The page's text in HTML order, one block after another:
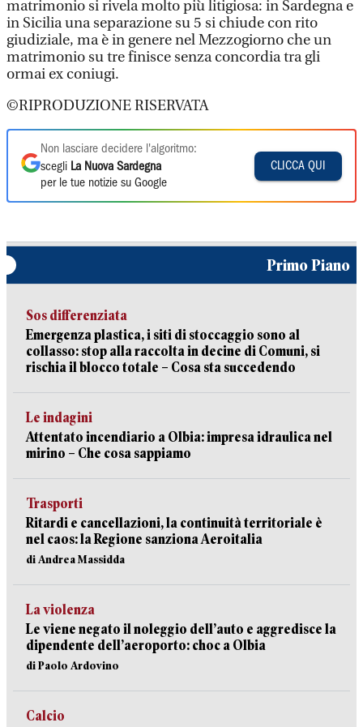
matrimonio si rivela molto più litigiosa: in Sardegna e
in Sicilia una separazione su 5 si chiude con rito
giudiziale, ma è in genere nel Mezzogiorno che un
matrimonio su tre finisce senza concordia tra gli
ormai ex coniugi.
©RIPRODUZIONE RISERVATA
Non lasciare decidere l'algoritmo:
scegli La Nuova Sardegna
per le tue notizie su Google
CLICCA QUI
Primo Piano
Sos differenziata
Emergenza plastica, i siti di stoccaggio sono al
collasso: stop alla raccolta in decine di Comuni, si
rischia il blocco totale – Cosa sta succedendo
Le indagini
Attentato incendiario a Olbia: impresa idraulica nel
mirino – Che cosa sappiamo
Trasporti
Ritardi e cancellazioni, la continuità territoriale è
nel caos: la Regione sanziona Aeroitalia
di Andrea Massidda
La violenza
Le viene negato il noleggio dell’auto e aggredisce la
dipendente dell’aeroporto: choc a Olbia
di Paolo Ardovino
Calcio